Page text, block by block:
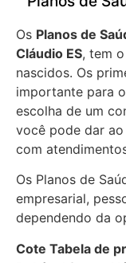
Os Planos de
Cláudio ES, tem
nascidos. Os
importante para
escolha de um
você pode dar
com
Os Planos de
empresarial,
dependendo da
Cote Tabela de